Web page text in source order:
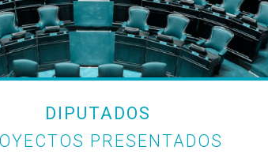
DIPUTADOS
PRESENTADOS